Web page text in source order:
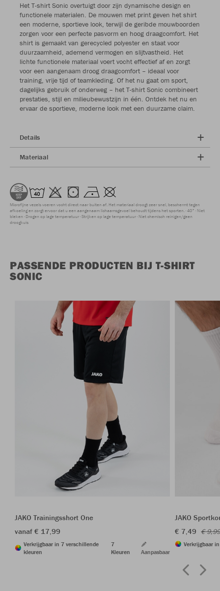
Het T-shirt Sonic overtuigt door zijn dynamische design en
functionele materialen. De mouwen met print geven het shirt
een moderne, sportieve look, terwijl de geribde mouwboorden
zorgen voor een perfecte pasvorm en hoog draagcomfort. Het
shirt is gemaakt van gerecycled polyester en staat voor
duurzaamheid, ademend vermogen en slijtvastheid. Het
lichte functionele materiaal voert vocht effectief af en zorgt
voor een aangenaam droog draagcomfort – ideaal voor
training, vrije tijd of teamkleding. Of het nu gaat om sport,
dagelijks gebruik of onderweg – het T-shirt Sonic combineert
prestaties, stijl en milieubewustzijn in één. Ontdek het nu en
ervaar de sportieve, moderne look met een duurzame claim.
Details
Materiaal
Microfijne vezels voeren vocht direct naar buiten af. Het materiaal droogt zeer snel, beschermt tegen
afkoeling en zorgt ervoor dat u een aangenaam lichaamsgevoel behoudt tijdens het sporten. 40° Niet
bleken Drogen op lage temperatuur Strijken op lage temperatuur Niet chemisch reinigen/geen
droogkuis
PASSENDE PRODUCTEN BIJ T-SHIRT
SONIC
JAKO Trainingsshort One
vanaf € 17,99
Verkrijgbaar in 7 verschillende
kleuren
7
Kleuren
Aanpasbaar
JAKO
€ 7,49 €
Verkrijgbaar